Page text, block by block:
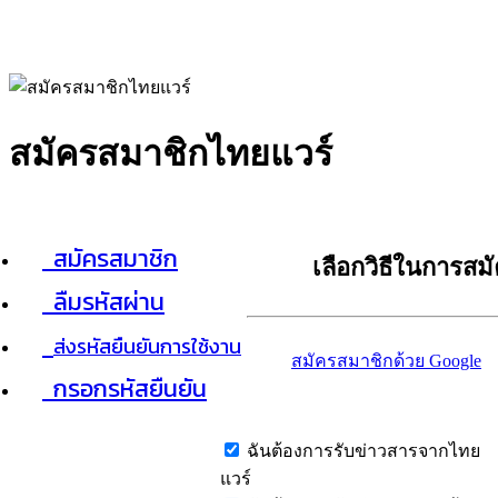
สมัครสมาชิกไทยแวร์
สมัครสมาชิก
ลืมรหัสผ่าน
ส่งรหัสยืนยันการใช้งาน
กรอกรหัสยืนยัน
เลือกวิธีในการส
สมัครสมาชิกด้วย Google
ฉันต้องการรับข่าวสารจากไทย
แวร์